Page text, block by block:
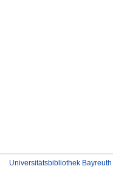
Universitätsbibliothek Bayreuth